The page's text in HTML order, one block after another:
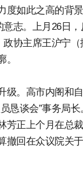
度如此之高的背
志。上月26日
协主席王沪宁
级。高市内阁和
恳谈会”事务局
芳正上个月在总
撤回在众议院关